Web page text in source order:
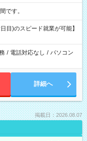
間です。
目)のスピード就業が可能】
/ 電話対応なし / パソコン
詳細へ
掲載日：2026.08.07